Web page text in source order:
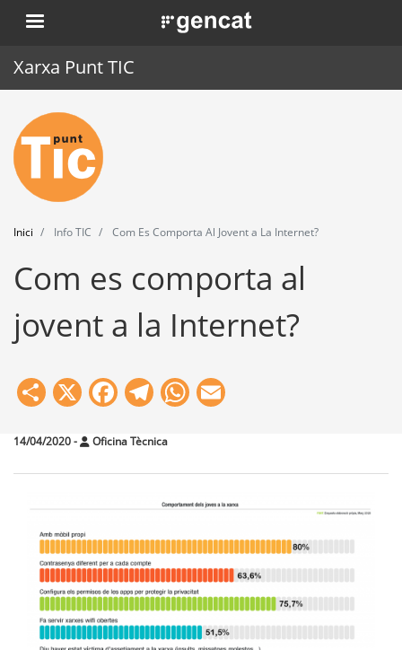
Vés
al
. Obre en una nova finestra.
Xarxa Punt TIC
Inici
Punt TIC
Actualitat
Agenda
Formació
Eines
Inici Info TIC Com Es Comporta Al Jovent a La Internet?
Com es comporta al
jovent a la Internet?
Share
X Facebook
Telegram
WhatsApp
14/04/2020- Oficina Tècnica